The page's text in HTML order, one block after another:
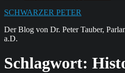
SCHWARZER PETER
Der Blog von Dr. Peter Tauber,
a.D.
Schlagwort: